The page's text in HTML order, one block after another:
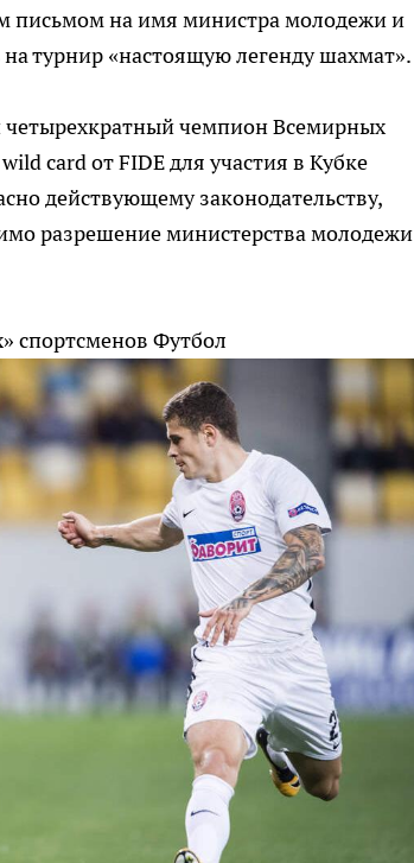
письмом на имя министра молодежи и
турнир «настоящую легенду шахмат».
чемпион Всемирных
card от FIDE для участия в Кубке
действующему законодательству,
разрешение министерства молодежи
спортсменов Футбол